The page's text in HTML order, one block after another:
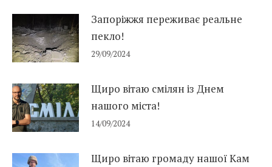
Запоріжжя переживає реальне
пекло!
29/09/2024
Щиро вітаю смілян із Днем
нашого міста!
14/09/2024
Щиро вітаю громаду нашої Кам